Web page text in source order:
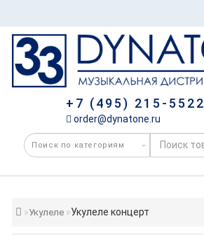
+7 (495) 215-5522
order@dynatone.ru
Укулеле Укулеле концерт